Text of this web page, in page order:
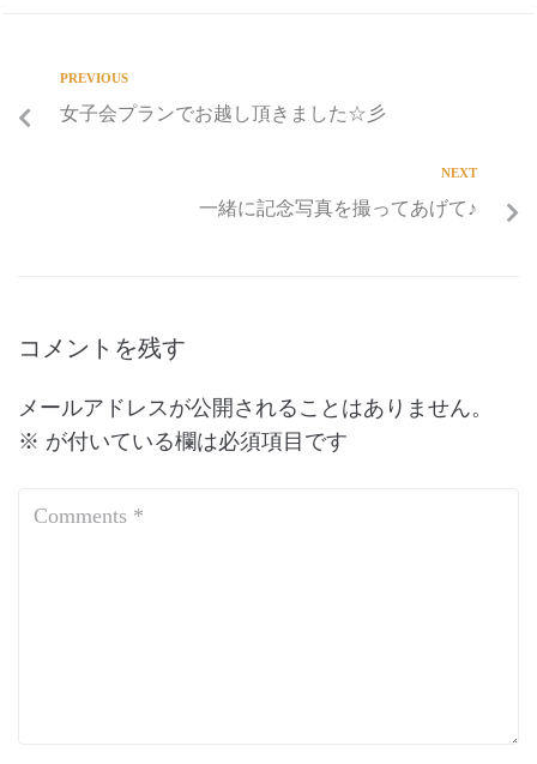
PREVIOUS
女子会プランでお越し頂きました☆彡
NEXT
一緒に記念写真を撮ってあげて♪
コメントを残す
メールアドレスが公開されることはありません。
※ が付いている欄は必須項目です